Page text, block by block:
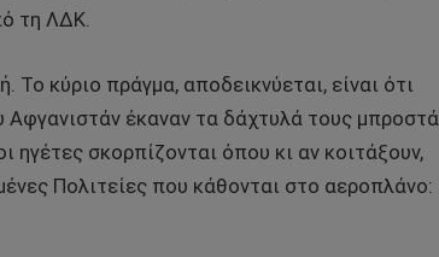
τη ΛΔΚ.
κύριο πράγμα, αποδεικνύεται, είναι ότι
Αφγανιστάν έκαναν τα δάχτυλά τους μπροστά
ηγέτες σκορπίζονται όπου κι αν κοιτάξουν,
Πολιτείες που κάθονται στο αεροπλάνο: